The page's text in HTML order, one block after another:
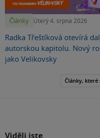
Články Úterý 4. srpna 2026
Radka Třeštíková otevírá
autorskou kapitolu. Nový
jako Velikovsky
Články,
Viděli jste